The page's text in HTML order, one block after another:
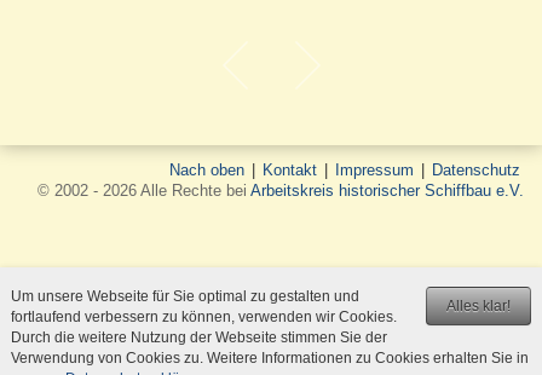
Nach oben Kontakt Impressum
Datenschutz
© 2002 - 2026 Alle Rechte bei Arbeitskreis historischer Schiffbau e.V.
Alles klar!
Um unsere Webseite für Sie optimal zu gestalten und
fortlaufend verbessern zu können, verwenden wir Cookies.
Durch die weitere Nutzung der Webseite stimmen Sie der
Verwendung von Cookies zu. Weitere Informationen zu Cookies erhalten Sie in